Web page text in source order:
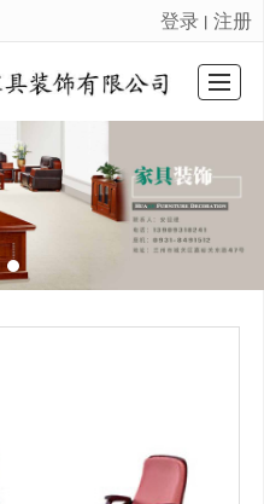
很遗憾，因您的浏览器版本过低导致无法获得最佳浏览体验，推荐下载安装谷歌浏览器！
登录 丨 注册
产品图片